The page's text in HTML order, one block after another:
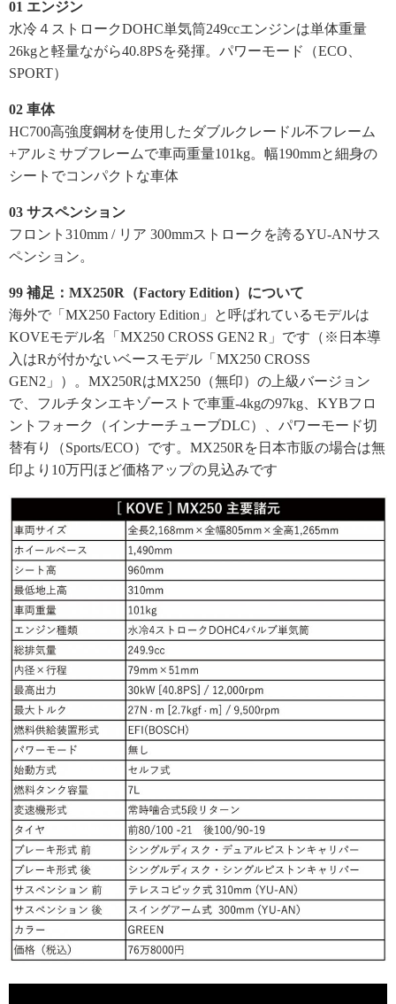
01 エンジン
水冷４ストロークDOHC単気筒249ccエンジンは単体重量
26kgと軽量ながら40.8PSを発揮。パワーモード（ECO、
SPORT）
02 車体
HC700高強度鋼材を使用したダブルクレードル不フレーム
+アルミサブフレームで車両重量101kg。幅190mmと細身の
シートでコンパクトな車体
03 サスペンション
フロント310mm / リア 300mmストロークを誇るYU-ANサス
ペンション。
99 補足：MX250R（Factory Edition）について
海外で「MX250 Factory Edition」と呼ばれているモデルは
KOVEモデル名「MX250 CROSS GEN2 R」です（※日本導
入はRが付かないベースモデル「MX250 CROSS
GEN2」）。MX250RはMX250（無印）の上級バージョン
で、フルチタンエキゾーストで車重-4kgの97kg、KYBフロ
ントフォーク（インナーチューブDLC）、パワーモード切
替有り（Sports/ECO）です。MX250Rを日本市販の場合は無
印より10万円ほど価格アップの見込みです